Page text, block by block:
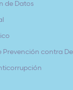
de Datos
Prevención contra